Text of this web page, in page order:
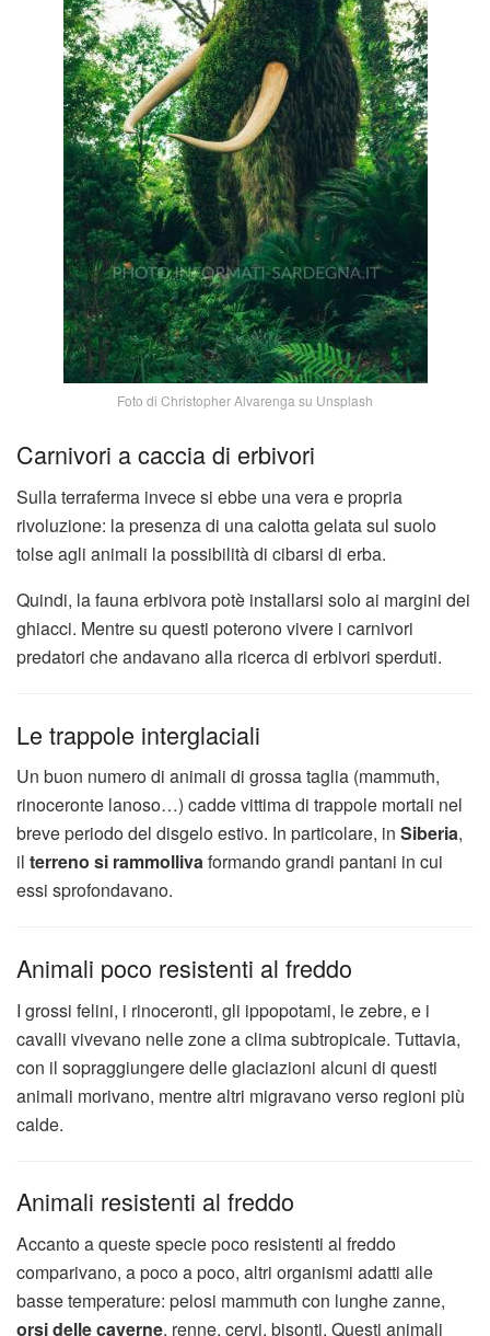
Foto di Christopher Alvarenga su Unsplash
Carnivori a caccia di erbivori
Sulla terraferma invece si ebbe una vera e propria
rivoluzione: la presenza di una calotta gelata sul suolo
tolse agli animali la possibilità di cibarsi di erba.
Quindi, la fauna erbivora potè installarsi solo ai margini dei
ghiacci. Mentre su questi poterono vivere i carnivori
predatori che andavano alla ricerca di erbivori sperduti.
Le trappole interglaciali
Un buon numero di animali di grossa taglia (mammuth,
rinoceronte lanoso…) cadde vittima di trappole mortali nel
breve periodo del disgelo estivo. In particolare, in Siberia,
il terreno si rammollivaformando grandi pantani in cui
essi sprofondavano.
Animali poco resistenti al freddo
I grossi felini, i rinoceronti, gli ippopotami, le zebre, e i
cavalli vivevano nelle zone a clima subtropicale. Tuttavia,
con il sopraggiungere delle glaciazioni alcuni di questi
animali morivano, mentre altri migravano verso regioni più
calde.
Animali resistenti al freddo
Accanto a queste specie poco resistenti al freddo
comparivano, a poco a poco, altri organismi adatti alle
basse temperature: pelosi mammuth con lunghe zanne,
orsi delle caverne, renne, cervi, bisonti. Questi animali